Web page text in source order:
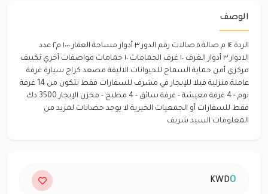
الوصف
الردة ١٤ م صالة ٥ صالات رقم الدور ٣ أدوار مساحة العقار ١٠٠٠ م٢ عدد
الادوار ٣ أدوار الغرف ١٠ غرف الحمامات ١٠ حمامات مواصفات أخري تكييف
مركزي أمن حماية السماح للحيوانات الاليفة مصعد كراج سيارة غرفة
عاملة منزلية فيلا للإيجار في مشرف للسفارات فقط تتكون من 14 غرفة
نوم - 4 غرفة معيشة - غرفة سائق - 4 مطبخ - مخزن الإيجار 3500 دك
فقط للسفارات أو الجمعيات الخيرية لا يوجد حضانات لمزيد من
المعلومات السيد شريف
0
KWD